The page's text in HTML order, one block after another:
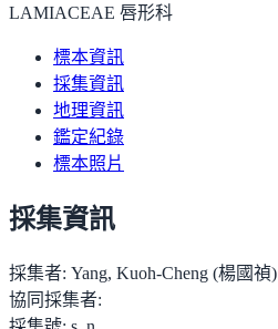
LAMIACEAE 唇形科
標本資訊
採集資訊
地理資訊
鑑定紀錄
標本照片
採集資訊
採集者: Yang, Kuoh-Cheng (楊國禎)
協同採集者: